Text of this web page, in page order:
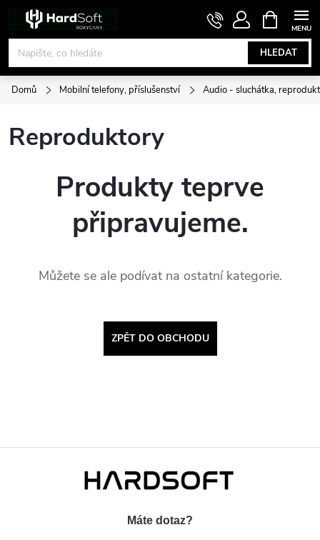
obsah
HLEDAT
NÁKUPNÍ
KOŠÍK
Domů Mobilní telefony, příslušenství Audio - sluchátka,
Reproduktory
Produkty teprve
připravujeme.
Můžete se ale podívat na ostatní kategorie.
ZPĚT DO OBCHODU
Máte dotaz?